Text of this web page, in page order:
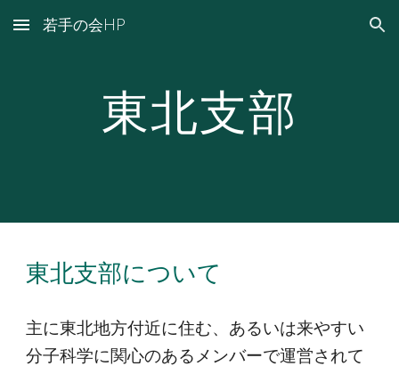
Skip to main content Skip to navigation
若手の会HP
東北支部
東北支部について
主に東北地方付近に住む、あるいは来やすい
分子科学に関心のあるメンバーで運営されて